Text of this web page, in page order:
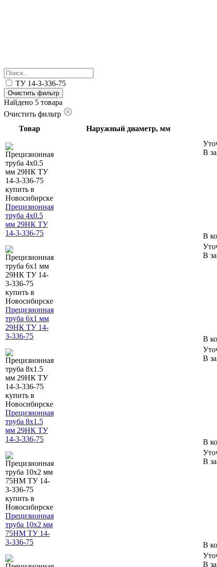
ТУ 14-3-336-75
Очистить фильтр
Найдено 5 товара
Очистить фильтр
Товар
Наружный диаметр, мм
Прецизионная
труба 4х0.5
мм 29НК ТУ
14-3-336-75
В
В
Прецизионная
труба 6х1 мм
29НК ТУ 14-
3-336-75
В
В
Прецизионная
труба 8х1.5
мм 29НК ТУ
14-3-336-75
В
В
Прецизионная
труба 10х2 мм
75НМ ТУ 14-
3-336-75
В
В
В